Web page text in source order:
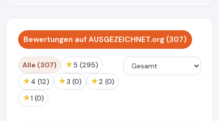
Bewertungen auf AUSGEZEICHNET.org (307)
Alle (307) ★ 5 (295)
★ 4 (12) ★ 3 (0) ★ 2 (0)
★ 1 (0)